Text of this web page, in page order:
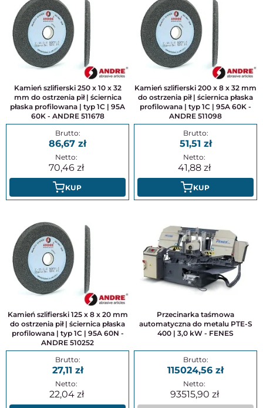
Kamień szlifierski 250 x 10 x 32
mm do ostrzenia pił | ściernica
płaska profilowana | typ 1C | 95A
60K - ANDRE 511678
86,67
70,46
KUP
Kamień szlifierski 200 x 8 x 32 mm
do ostrzenia pił | ściernica płaska
profilowana | typ 1C | 95A 60K -
ANDRE 511098
51,51
41,88
KUP
Kamień szlifierski 125 x 8 x 20 mm
do ostrzenia pił | ściernica płaska
profilowana | typ 1C | 95A 60N -
ANDRE 510252
27,11
22,04
Przecinarka taśmowa
automatyczna do metalu PTE-S
400 | 3,0 kW - FENES
115024,56
93515,90